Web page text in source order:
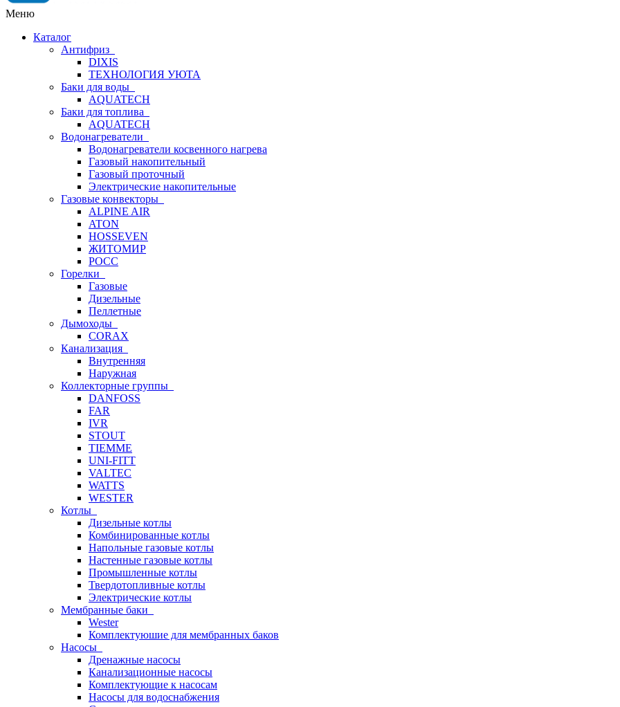
Меню
Каталог
Антифриз
DIXIS
ТЕХНОЛОГИЯ УЮТА
Баки для воды
AQUATECH
Баки для топлива
AQUATECH
Водонагреватели
Водонагреватели косвенного нагрева
Газовый накопительный
Газовый проточный
Электрические накопительные
Газовые конвекторы
ALPINE AIR
ATON
HOSSEVEN
ЖИТОМИР
РОСС
Горелки
Газовые
Дизельные
Пеллетные
Дымоходы
CORAX
Канализация
Внутренняя
Наружная
Коллекторные группы
DANFOSS
FAR
IVR
STOUT
TIEMME
UNI-FITT
VALTEC
WATTS
WESTER
Котлы
Дизельные котлы
Комбинированные котлы
Напольные газовые котлы
Настенные газовые котлы
Промышленные котлы
Твердотопливные котлы
Электрические котлы
Мембранные баки
Wester
Комплектуюшие для мембранных баков
Насосы
Дренажные насосы
Канализационные насосы
Комплектующие к насосам
Насосы для водоснабжения